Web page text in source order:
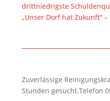
drittniedrigste
„Unser Dorf hat Zukunft“
Zuverlässige
Stunden gesucht.Telefon